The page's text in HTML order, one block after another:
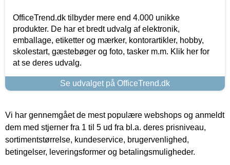
OfficeTrend.dk tilbyder mere end 4.000 unikke
produkter. De har et bredt udvalg af elektronik,
emballage, etiketter og mærker, kontorartikler, hobby,
skolestart, gæstebøger og foto, tasker m.m. Klik her for
at se deres udvalg.
Se udvalget på OfficeTrend.dk
Vi har gennemgået de mest populære webshops og anmeldt
dem med stjerner fra 1 til 5 ud fra bl.a. deres prisniveau,
sortimentstørrelse, kundeservice, brugervenlighed,
betingelser, leveringsformer og betalingsmuligheder.